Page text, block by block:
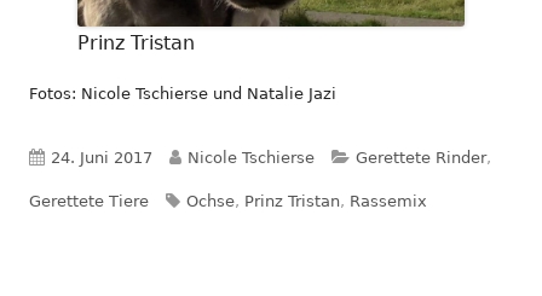
Prinz Tristan
Fotos: Nicole Tschierse und Natalie Jazi
Veröffentlicht
am
24. Juni 2017 Autor
Nicole Tschierse Kategorien
Gerettete Rinder,
Gerettete Tiere Schlagwörter
Ochse, Prinz Tristan, Rassemix